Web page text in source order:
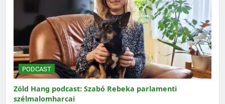
PODCAST
Zöld Hang podcast: Szabó Rebeka parlamenti
szélmalomharcai